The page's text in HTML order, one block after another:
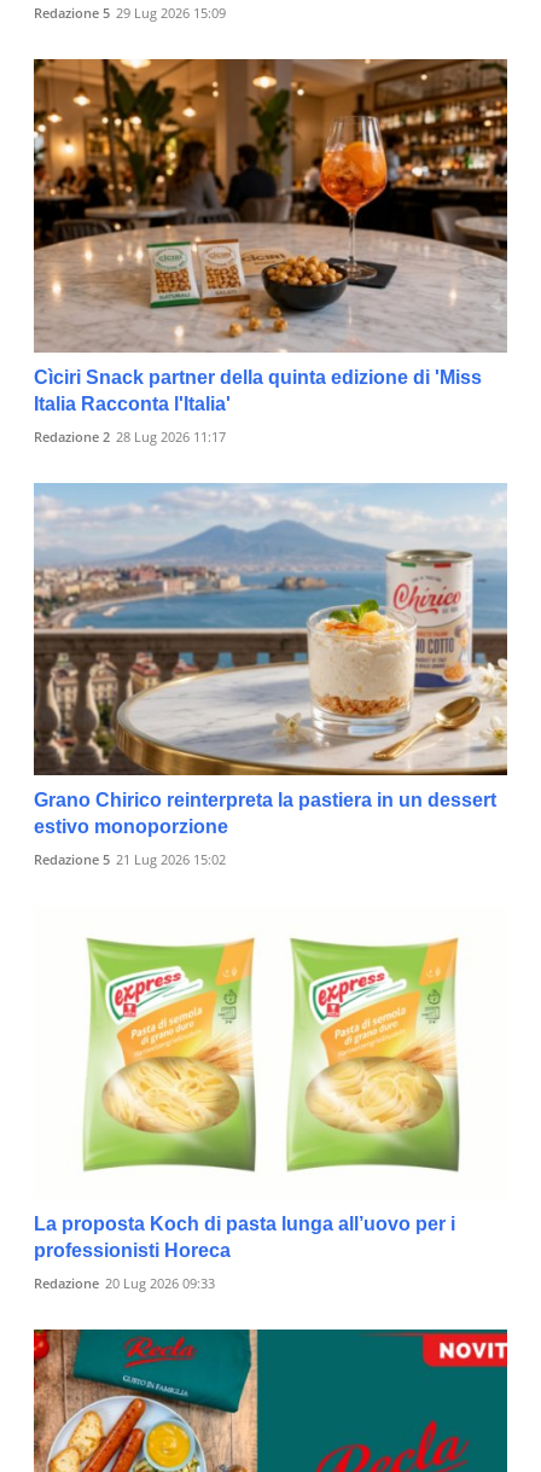
Redazione 5 29 Lug 2026 15:09
Cìciri Snack partner della quinta edizione di 'Miss
Italia Racconta l'Italia'
Redazione 2 28 Lug 2026 11:17
Grano Chirico reinterpreta la pastiera in un dessert
estivo monoporzione
Redazione 5 21 Lug 2026 15:02
La proposta Koch di pasta lunga all’uovo per i
professionisti Horeca
Redazione 20 Lug 2026 09:33